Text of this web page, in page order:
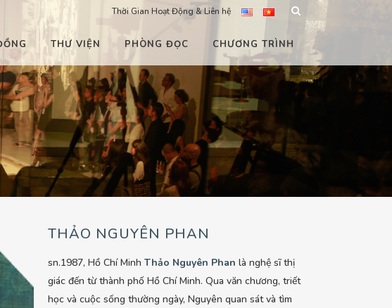
Thời Gian Hoạt Động & Liên hệ
THƯ VIỆN PHÒNG ĐỌC CHƯƠNG TRÌNH
THẢO NGUYÊN PHAN
sn.1987, Hồ Chí MinhThảo Nguyên Phan là nghệ sĩ thị
giác đến từ thành phố Hồ Chí Minh. Qua văn chương, triết
học và cuộc sống thường ngày, Nguyên quan sát và tìm